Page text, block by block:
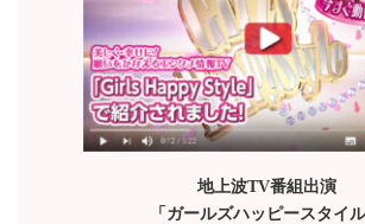
地上波TV番組出演
「ガールズハッピースタイル